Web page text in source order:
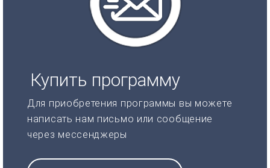
Купить программу
Для приобретения программы вы можете
написать нам письмо или сообщение
через мессенджеры